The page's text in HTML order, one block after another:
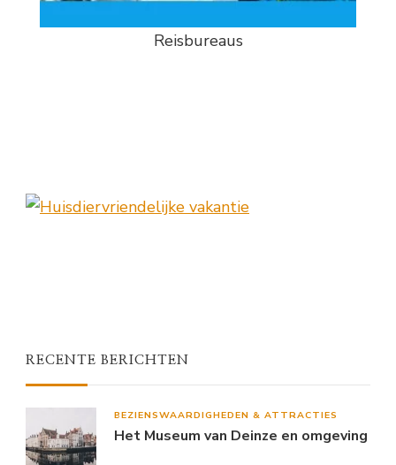
Reisbureaus
RECENTE BERICHTEN
BEZIENSWAARDIGHEDEN & ATTRACTIES
Het Museum van Deinze en omgeving